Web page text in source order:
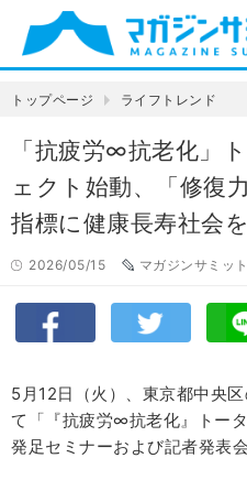
トップページ ライフトレンド
「抗疲労∞抗老化」
ェクト始動、「修復
指標に健康長寿社会
2026/05/15 マガジンサミッ
5月12日（火）、東京都中央
て「『抗疲労∞抗老化』トー
発足セミナーおよび記者発表